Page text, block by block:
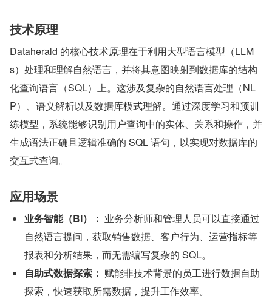
技术原理
Dataherald 的核心技术原理在于利用大型语言模型（LLM
s）处理和理解自然语言，并将其意图映射到数据库的结构
化查询语言（SQL）上。这涉及复杂的自然语言处理（NL
P）、语义解析以及数据库模式理解。通过深度学习和预训
练模型，系统能够识别用户查询中的实体、关系和操作，并
生成语法正确且逻辑准确的 SQL 语句，以实现对数据库的
交互式查询。
应用场景
业务智能（BI）： 业务分析师和管理人员可以直接通过
自然语言提问，获取销售数据、客户行为、运营指标等
报表和分析结果，而无需编写复杂的 SQL。
自助式数据探索： 赋能非技术背景的员工进行数据自助
探索，快速获取所需数据，提升工作效率。